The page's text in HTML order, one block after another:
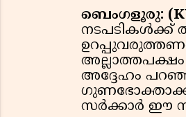
ബെംഗളൂരു:
നടപടികൾക്ക്
അദ്ദേഹം
സർക്കാർ ഈ